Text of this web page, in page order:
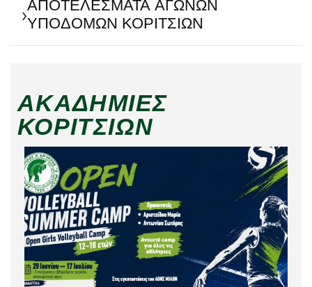
›ΑΠΟΤΕΛΕΣΜΑΤΑ ΑΓΩΝΩΝ
ΥΠΟΔΟΜΩΝ ΚΟΡΙΤΣΙΩΝ
ΑΚΑΔΗΜΊΕΣ
ΚΟΡΙΤΣΙΏΝ